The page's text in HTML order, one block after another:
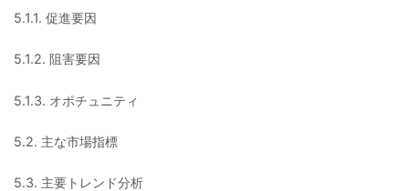
5.1.1. 促進要因
5.1.2. 阻害要因
5.1.3. オポチュニティ
5.2. 主な市場指標
5.3. 主要トレンド分析